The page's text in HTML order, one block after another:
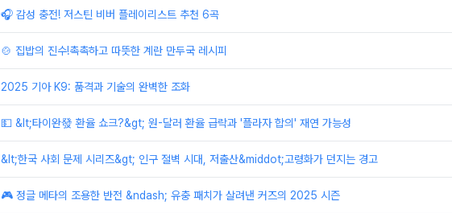
🎧 감성 충전! 저스틴 비버 플레이리스트 추천 6곡
🍲 집밥의 진수!촉촉하고 따뜻한 계란 만두국 레시피
2025 기아 K9: 품격과 기술의 완벽한 조화
💵 &lt;타이완發 환율 쇼크?&gt; 원-달러 환율 급락과 '플라자 합의' 재연 가능성
&lt;한국 사회 문제 시리즈&gt; 인구 절벽 시대, 저출산&middot;고령화가 던지는 경고
🎮 정글 메타의 조용한 반전 &ndash; 유충 패치가 살려낸 커즈의 2025 시즌